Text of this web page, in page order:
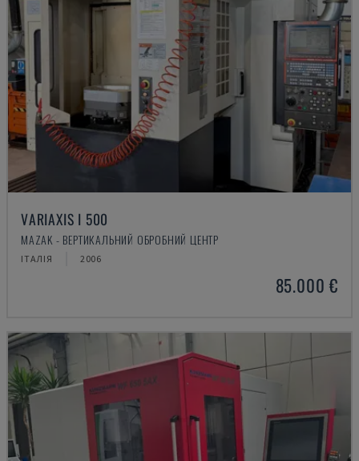
VARIAXIS I 500
MAZAK - ВЕРТИКАЛЬНИЙ ОБРОБНИЙ ЦЕНТР
ІТАЛІЯ 2006
85.000 €